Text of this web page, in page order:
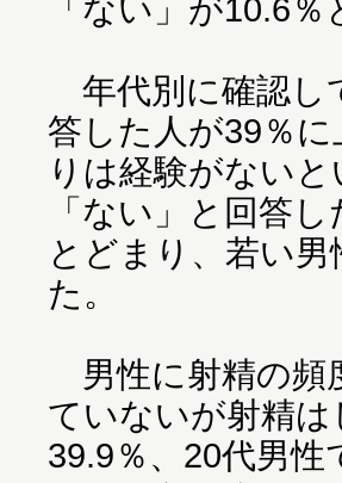
「ない」が10.6％
年代別に確認し
答した人が39％
りは経験がない
「ない」と回答
とどまり、若い
た。
男性に射精の頻
ていないが射精
39.9％、20代男